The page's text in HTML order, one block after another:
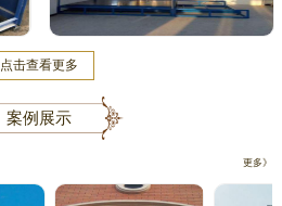
点击查看更多
案例展示
更多》